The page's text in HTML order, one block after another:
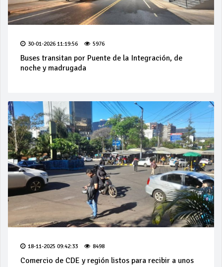
30-01-2026 11:19:56 5976
Buses transitan por Puente de la Integración, de
noche y madrugada
18-11-2025 09:42:33 8498
Comercio de CDE y región listos para recibir a unos